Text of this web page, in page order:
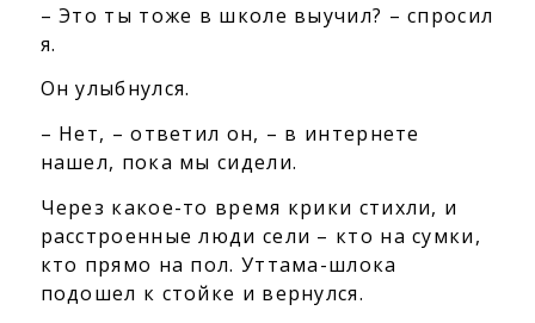
– Это ты тоже в школе выучил? – спросил
я.
Он улыбнулся.
– Нет, – ответил он, – в интернете
нашел, пока мы сидели.
Через какое-то время крики стихли, и
расстроенные люди сели – кто на сумки,
кто прямо на пол. Уттама-шлока
подошел к стойке и вернулся.